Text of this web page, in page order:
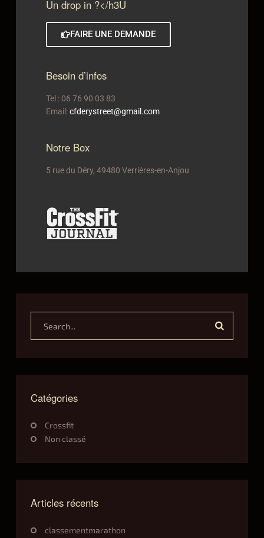
Un drop in ?</h3U
FAIRE UNE DEMANDE
Besoin d’infos
Tel : 06 76 90 03 83
Email:cfderystreet@gmail.com
Notre Box
5 rue du Déry, 49480 Verrières-en-Anjou
helenD
R
M
E
S
12.17.2020
Catégories
Crossfit
Non classé
Articles récents
classementmarathon